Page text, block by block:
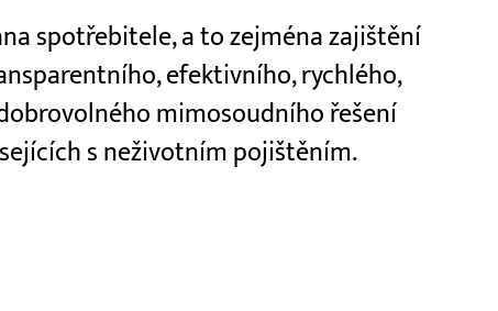
spotřebitele, a to zejména zajištění
efektivního, rychlého,
mimosoudního řešení
s neživotním pojištěním.